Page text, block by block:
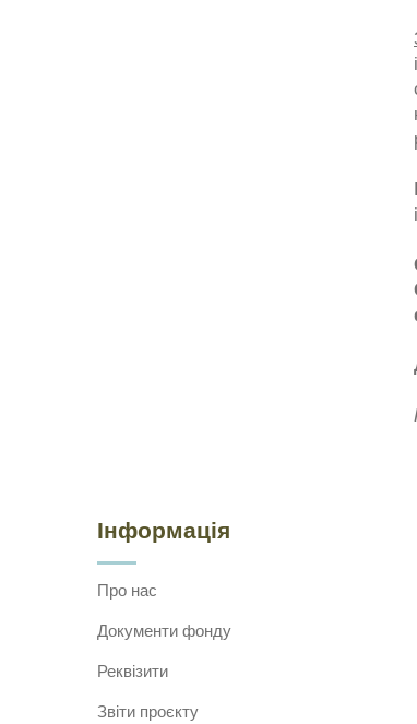
Інформація
Про нас
Документи фонду
Реквізити
Звіти проєкту